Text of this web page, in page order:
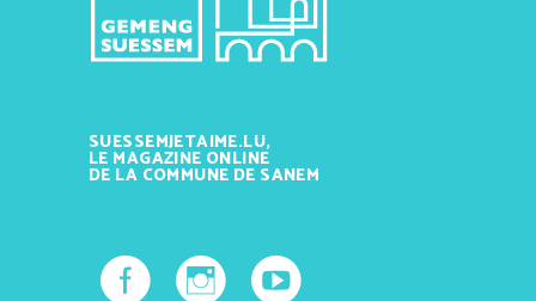
SUESSEMJETAIME.LU,
LE MAGAZINE ONLINE
DE LA COMMUNE DE SANEM